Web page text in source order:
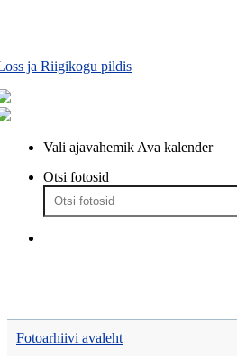
ja Riigikogu pildis
Vali ajavahemik Ava kalender
Otsi fotosid
Fotoarhiivi avaleht